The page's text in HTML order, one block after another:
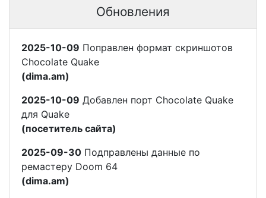
Обновления
2025-10-09 Поправлен формат скриншотов
Chocolate Quake
(dima.am)
2025-10-09 Добавлен порт Chocolate Quake
для Quake
(посетитель сайта)
2025-09-30 Подправлены данные по
ремастеру Doom 64
(dima.am)